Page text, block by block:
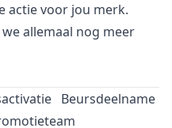
actie voor jou merk.
allemaal nog meer
Beursdeelname